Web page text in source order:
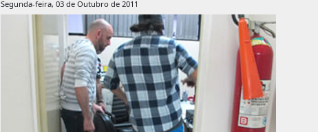
Segunda-feira, 03 de Outubro de 2011